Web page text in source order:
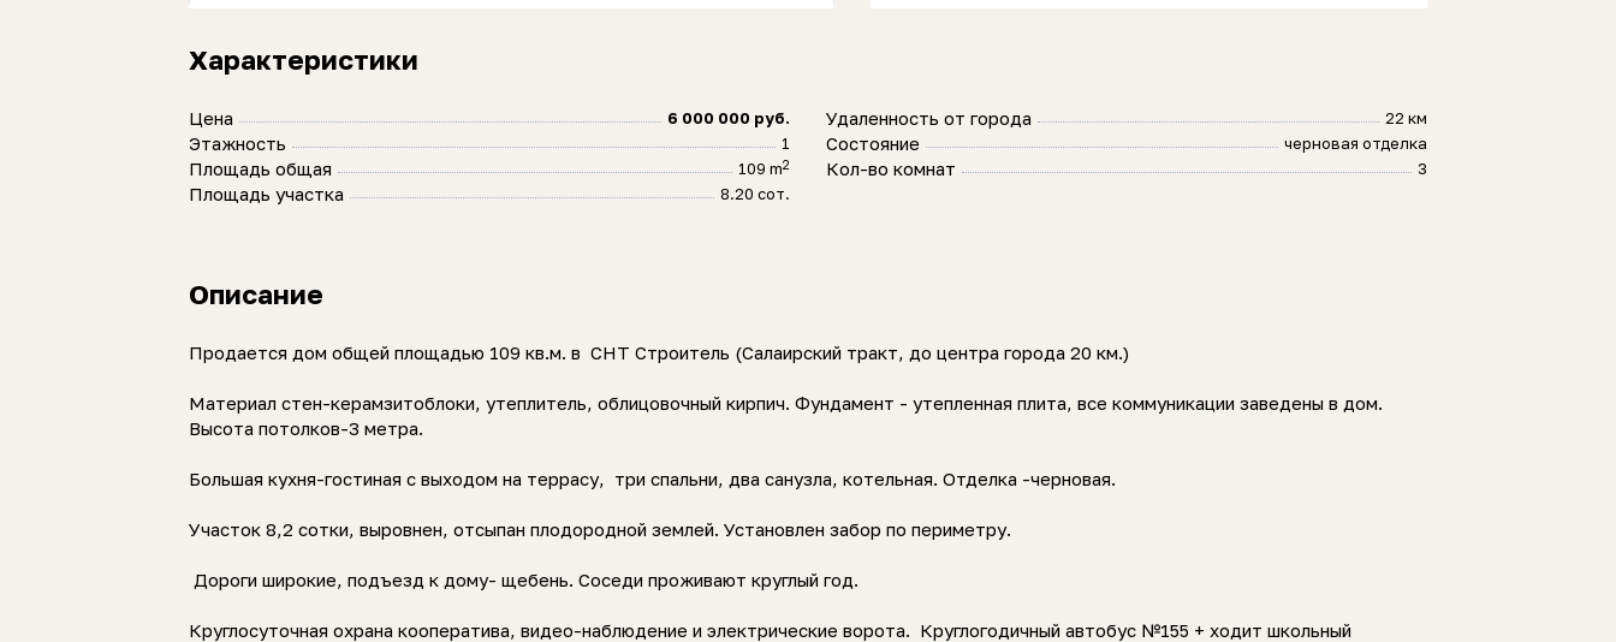
Характеристики
Цена 6 000 000 руб.
Этажность 1
Площадь общая 109 m2
Площадь участка 8.20 сот.
Удаленность от города 22 км
Состояние черновая отделка
Кол-во комнат 3
Описание
Продается дом общей площадью 109 кв.м. в СНТ Строитель (Салаирский тракт, до центра города 20 км.)
Материал стен-керамзитоблоки, утеплитель, облицовочный кирпич. Фундамент - утепленная плита, все коммуникации заведены в дом.
Высота потолков-3 метра.
Большая кухня-гостиная с выходом на террасу, три спальни, два санузла, котельная. Отделка -черновая.
Участок 8,2 сотки, выровнен, отсыпан плодородной землей. Установлен забор по периметру.
Дороги широкие, подъезд к дому- щебень. Соседи проживают круглый год.
Круглосуточная охрана кооператива, видео-наблюдение и электрические ворота. Круглогодичный автобус №155 + ходит школьный